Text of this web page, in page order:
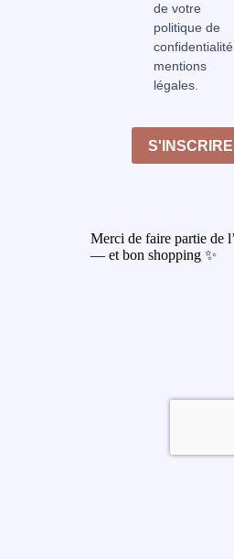
de votre
politique de
mentions
légales.
S'INSCRIRE
Merci de faire partie de
— et bon shopping ✨